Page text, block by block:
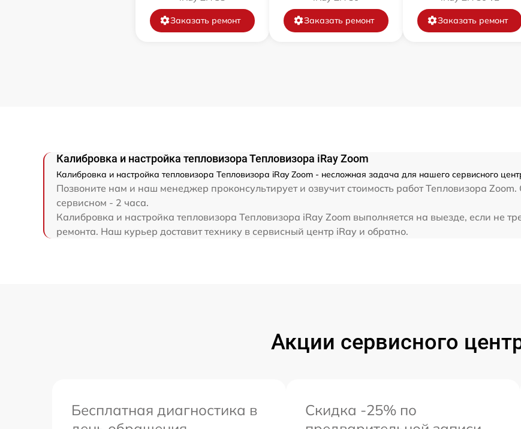
Восстановление после попадания влаги от 60 мин
Заказать ремонт Заказать ремонт Заказать ремонт
Калибровка и настройка тепловизора Тепловизора iRay Zoom
Калибровка и настройка тепловизора Тепловизора iRay Zoom - несложная задача для нашего сервисного
Позвоните нам и наш менеджер проконсультирует и озвучит стоимость работ Тепловизора
сервисном - 2 часа.
Калибровка и настройка тепловизора Тепловизора iRay Zoom выполняется на выезде, если не
ремонта. Наш курьер доставит технику в сервисный центр iRay и обратно.
Акции сервисного
Бесплатная диагностика в
Скидка -25% по